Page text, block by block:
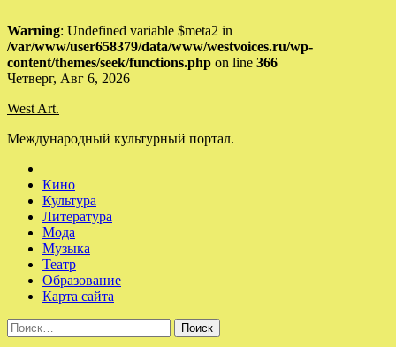
Warning: Undefined variable $meta2 in
/var/www/user658379/data/www/westvoices.ru/wp-
content/themes/seek/functions.php on line 366
Skip
content
Четверг, Авг 6, 2026
West Art.
Международный культурный портал.
Кино
Культура
Литература
Мода
Музыка
Театр
Образование
Карта сайта
Найти: